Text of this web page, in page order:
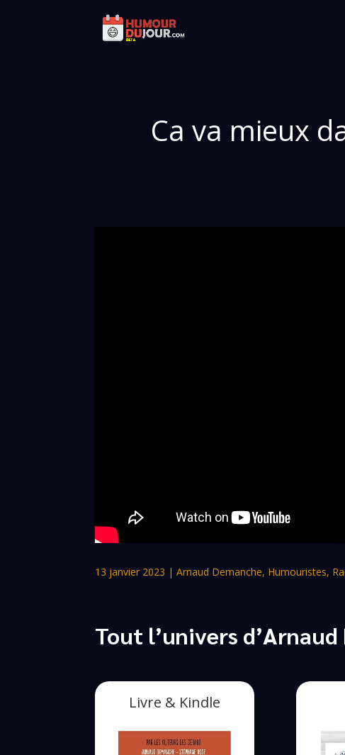
Ca va mieux
13 janvier 2023 |Arnaud Demanche, Humouristes,
Tout l’univers
Livre & Kindle